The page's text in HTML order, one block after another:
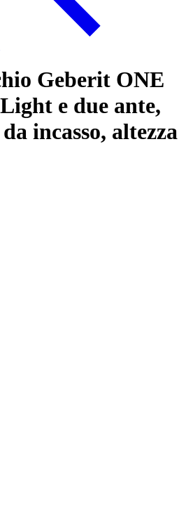
Geberit ONE
e due ante,
incasso, altezza